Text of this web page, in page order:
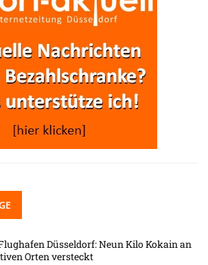
Düsseldorf: Neun Kilo Kokain an
Orten versteckt